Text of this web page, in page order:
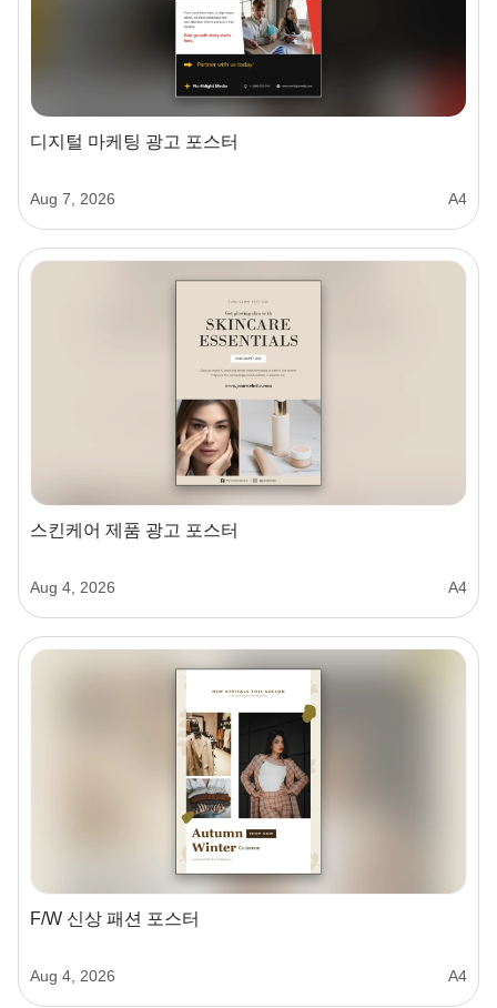
디지털 마케팅 광고 포스터
Aug 7, 2026 A4
스킨케어 제품 광고 포스터
Aug 4, 2026 A4
F/W 신상 패션 포스터
Aug 4, 2026 A4